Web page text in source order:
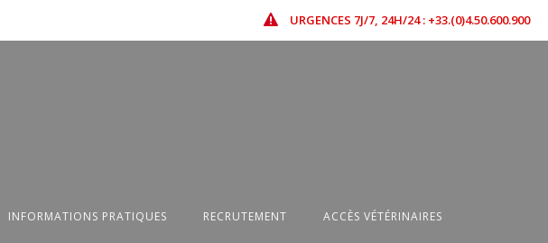
URGENCES 7J/7, 24H/24 : +33.(0)4.50.600.900
INFORMATIONS PRATIQUES RECRUTEMENT ACCÈS VÉTÉRINAIRES